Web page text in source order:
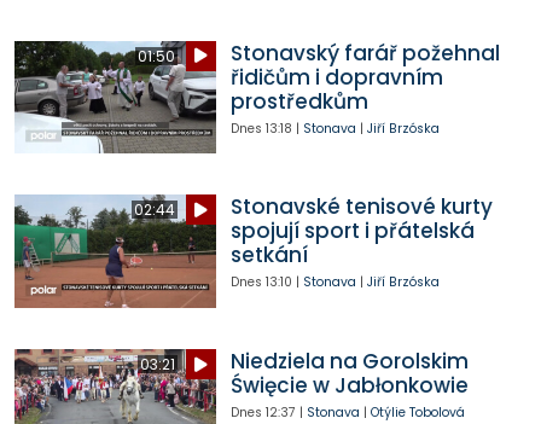
01:50
Stonavský farář požehnal
řidičům i dopravním
prostředkům
Dnes 13:18 | Stonava | Jiří Brzóska
02:44
Stonavské tenisové kurty
spojují sport i přátelská
setkání
Dnes 13:10 | Stonava | Jiří Brzóska
03:21
Niedziela na Gorolskim
Święcie w Jabłonkowie
Dnes 12:37 | Stonava | Otýlie Tobolová